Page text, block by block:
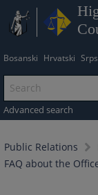
Bosanski Hrvatski
Advanced search
Public Relations
FAQ about the